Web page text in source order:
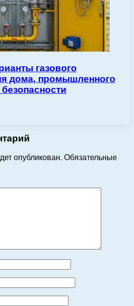
газового
дома, промышленного
опубликован. Обязательные